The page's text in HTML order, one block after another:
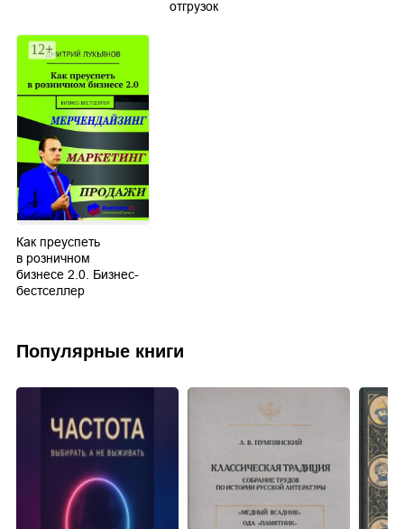
отгрузок
Как преуспеть
в розничном
бизнесе 2.0. Бизнес-
бестселлер
Популярные книги